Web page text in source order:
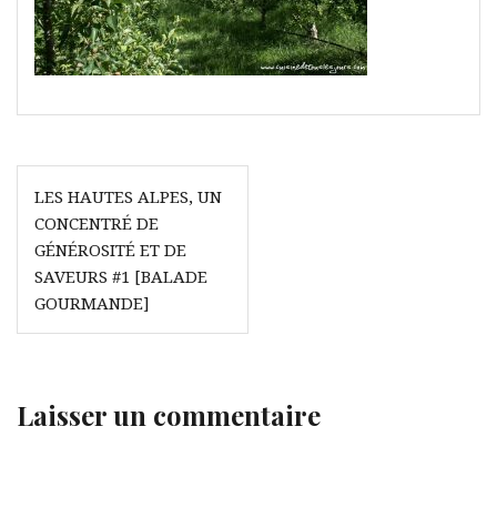
Navigation
de
l’article
LES HAUTES ALPES, UN
CONCENTRÉ DE
GÉNÉROSITÉ ET DE
SAVEURS #1 [BALADE
GOURMANDE]
Laisser un commentaire